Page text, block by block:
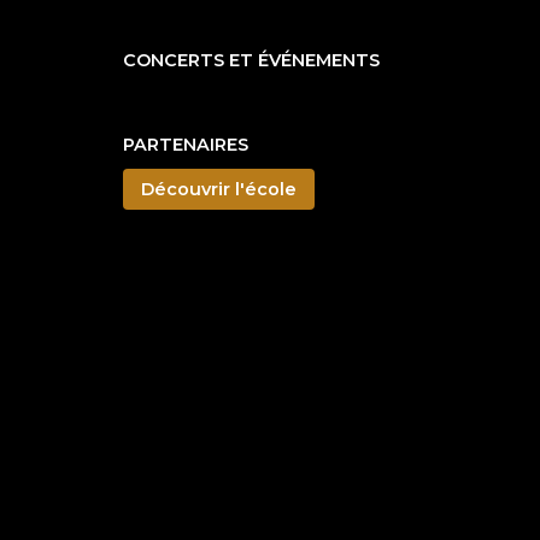
CONCERTS ET ÉVÉNEMENTS
PARTENAIRES
Découvrir l'école